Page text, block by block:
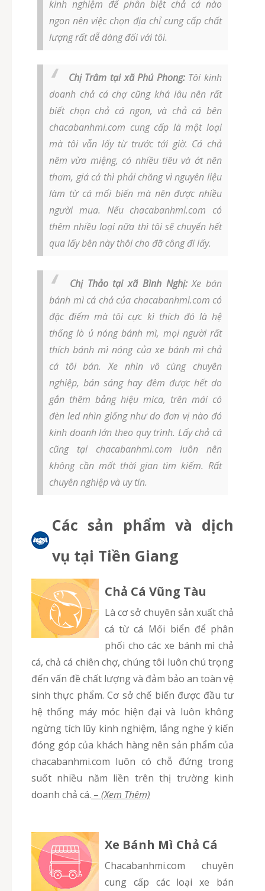
kinh nghiệm để phân biệt chả cá nào
ngon nên việc chọn địa chỉ cung cấp chất
lượng rất dễ dàng đối với tôi.
Chị Trâm tại xã Phú Phong:Tôi kinh
doanh chả cá chợ cũng khá lâu nên rất
biết chọn chả cá ngon, và chả cá bên
chacabanhmi.com cung cấp là một loại
mà tôi vẫn lấy từ trước tới giờ. Cá chả
nêm vừa miệng, có nhiều tiêu và ớt nên
thơm, giá cả thì phải chăng vì nguyên liệu
làm từ cá mối biển mà nên được nhiều
người mua. Nếu chacabanhmi.com có
thêm nhiều loại nữa thì tôi sẽ chuyển hết
qua lấy bên này thôi cho đỡ công đi lấy.
Chị Thảo tại xã Bình Nghị:Xe bán
bánh mì cá chả của chacabanhmi.com có
đặc điểm mà tôi cực kì thích đó là hệ
thống lò ủ nóng bánh mì, mọi người rất
thích bánh mì nóng của xe bánh mì chả
cá tôi bán. Xe nhìn vô cùng chuyên
nghiệp, bán sáng hay đêm được hết do
gắn thêm bảng hiệu mica, trên mái có
đèn led nhìn giống như do đơn vị nào đó
kinh doanh lớn theo quy trình. Lấy chả cá
cũng tại chacabanhmi.com luôn nên
không cần mất thời gian tìm kiếm. Rất
chuyên nghiệp và uy tín.
Các sản phẩm và dịch
vụ tại Tiền Giang
Chả Cá Vũng Tàu
Là cơ sở chuyên sản xuất chả
cá từ cá Mối biển để phân
phối cho các xe bánh mì chả
cá, chả cá chiên chợ, chúng tôi luôn chú trọng
đến vấn đề chất lượng và đảm bảo an toàn vệ
sinh thực phẩm. Cơ sở chế biến được đầu tư
hệ thống máy móc hiện đại và luôn không
ngừng tích lũy kinh nghiệm, lắng nghe ý kiến
đóng góp của khách hàng nên sản phẩm của
chacabanhmi.com luôn có chỗ đứng trong
suốt nhiều năm liền trên thị trường kinh
doanh chả cá. – (Xem Thêm)
Xe Bánh Mì Chả Cá
chacabanhmi.com chuyên
cung cấp các loại xe bán